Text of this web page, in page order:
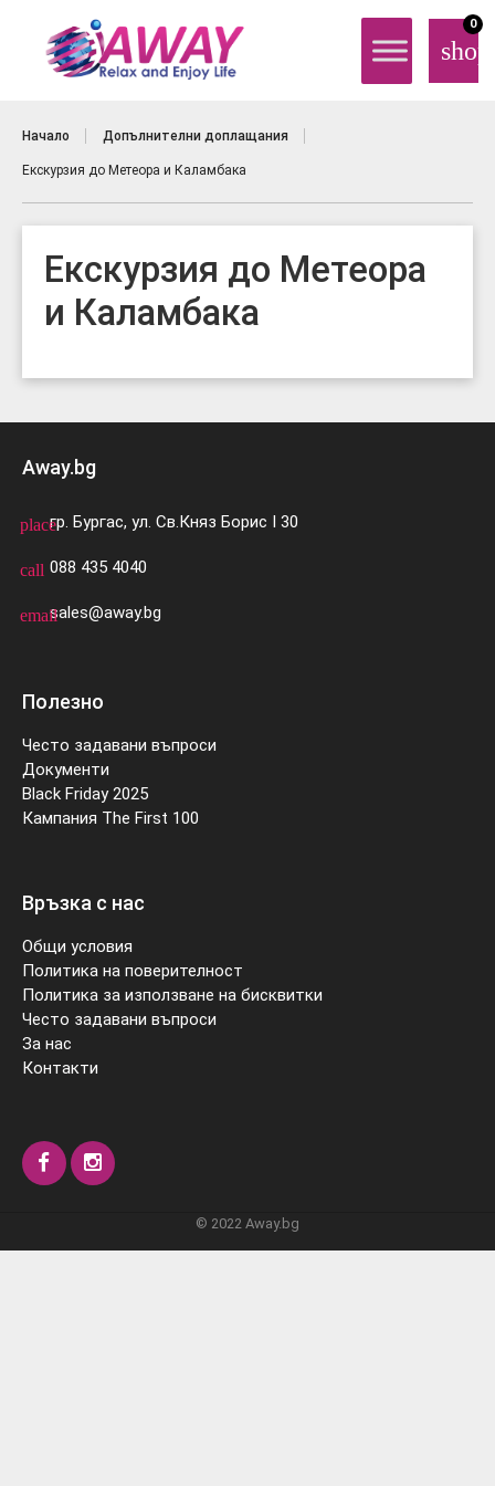
0
Начало Допълнителни доплащания
Eкскурзия до Метеора и Каламбака
Eкскурзия до Метеора
и Каламбака
Away.bg
placeгр. Бургас, ул. Св.Княз Борис I 30
call 088 435 4040
emailsales@away.bg
Полезно
Често задавани въпроси
Документи
Black Friday 2025
Кампания The First 100
Връзка с нас
Общи условия
Политика на поверителност
Политика за използване на бисквитки
Често задавани въпроси
За нас
Контакти
© 2022 Away.bg